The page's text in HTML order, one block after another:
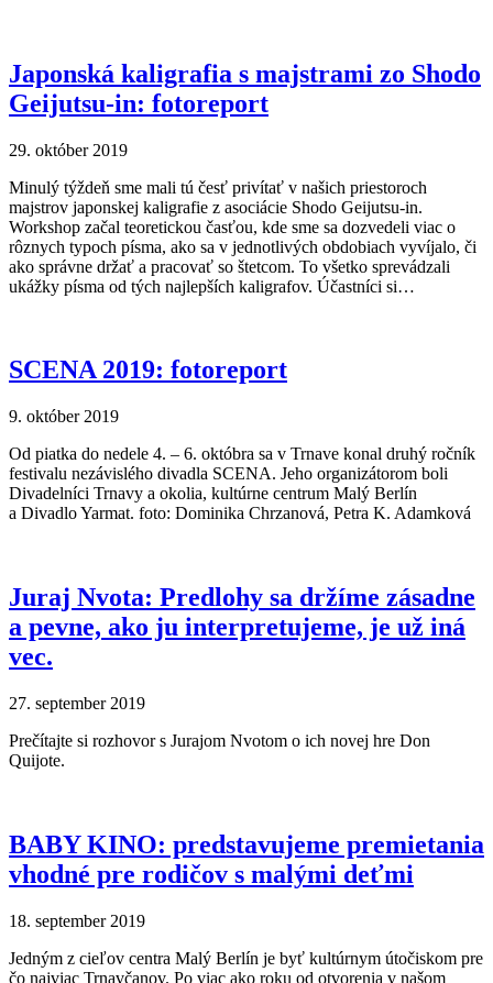
Japonská kaligrafia s majstrami zo Shodo
Geijutsu-in: fotoreport
29. október 2019
Minulý týždeň sme mali tú česť privítať v našich priestoroch
majstrov japonskej kaligrafie z asociácie Shodo Geijutsu-in.
Workshop začal teoretickou časťou, kde sme sa dozvedeli viac o
rôznych typoch písma, ako sa v jednotlivých obdobiach vyvíjalo, či
ako správne držať a pracovať so štetcom. To všetko sprevádzali
ukážky písma od tých najlepších kaligrafov. Účastníci si…
SCENA 2019: fotoreport
9. október 2019
Od piatka do nedele 4. – 6. októbra sa v Trnave konal druhý ročník
festivalu nezávislého divadla SCENA. Jeho organizátorom boli
Divadelníci Trnavy a okolia, kultúrne centrum Malý Berlín
a Divadlo Yarmat. foto: Dominika Chrzanová, Petra K. Adamková
Juraj Nvota: Predlohy sa držíme zásadne
a pevne, ako ju interpretujeme, je už iná
vec.
27. september 2019
Prečítajte si rozhovor s Jurajom Nvotom o ich novej hre Don
Quijote.
BABY KINO: predstavujeme premietania
vhodné pre rodičov s malými deťmi
18. september 2019
Jedným z cieľov centra Malý Berlín je byť kultúrnym útočiskom pre
čo najviac Trnavčanov. Po viac ako roku od otvorenia v našom